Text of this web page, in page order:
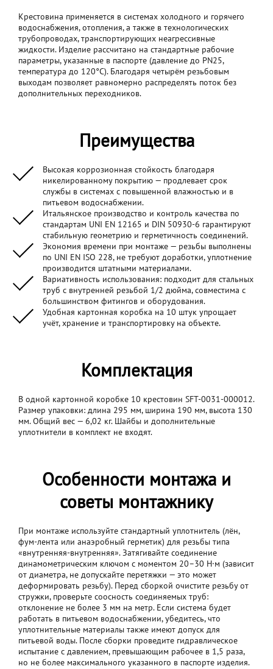
Крестовина применяется в системах холодного и горячего
водоснабжения, отопления, а также в технологических
трубопроводах, транспортирующих неагрессивные
жидкости. Изделие рассчитано на стандартные рабочие
параметры, указанные в паспорте (давление до PN25,
температура до 120°C). Благодаря четырём резьбовым
выходам позволяет равномерно распределять поток без
дополнительных переходников.
Преимущества
Высокая коррозионная стойкость благодаря
никелированному покрытию — продлевает срок
службы в системах с повышенной влажностью и в
питьевом водоснабжении.
Итальянское производство и контроль качества по
стандартам UNI EN 12165 и DIN 50930-6 гарантируют
стабильную геометрию и герметичность соединений.
Экономия времени при монтаже — резьбы выполнены
по UNI EN ISO 228, не требуют доработки, уплотнение
производится штатными материалами.
Вариативность использования: подходит для стальных
труб с внутренней резьбой 1/2 дюйма, совместима с
большинством фитингов и оборудования.
Удобная картонная коробка на 10 штук упрощает
учёт, хранение и транспортировку на объекте.
Комплектация
В одной картонной коробке 10 крестовин SFT-0031-000012.
Размер упаковки: длина 295 мм, ширина 190 мм, высота 130
мм. Общий вес — 6,02 кг. Шайбы и дополнительные
уплотнители в комплект не входят.
Особенности монтажа и
советы монтажнику
При монтаже используйте стандартный уплотнитель (лён,
фум-лента или анаэробный герметик) для резьбы типа
«внутренняя-внутренняя». Затягивайте соединение
динамометрическим ключом с моментом 20–30 Н·м (зависит
от диаметра, не допускайте перетяжки — это может
деформировать резьбу). Перед сборкой очистите резьбу от
стружки, проверьте соосность соединяемых труб:
отклонение не более 3 мм на метр. Если система будет
работать в питьевом водоснабжении, убедитесь, что
уплотнительные материалы также имеют допуск для
питьевой воды. После сборки проведите гидравлическое
испытание с давлением, превышающим рабочее в 1,5 раза,
но не более максимального указанного в паспорте изделия.